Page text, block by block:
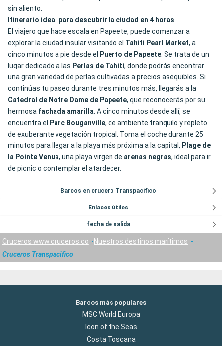
sin aliento.
Itinerario ideal para descubrir la ciudad en 4 horas
El viajero que hace escala en Papeete, puede comenzar a
explorar la ciudad insular visitando el Tahiti Pearl Market, a
cinco minutos a pie desde el
Puerto de Papeete. Se trata de un
lugar dedicado a las Perlas de Tahití, donde podrás encontrar
una gran variedad de perlas cultivadas a precios asequibles. Si
continúas tu paseo durante tres minutos más, llegarás a la
Catedral de Notre Dame de Papeete, que reconocerás por su
hermosa fachada amarilla. A cinco minutos desde allí, se
encuentra el
Parc Bouganville, de ambiente tranquilo y repleto
de exuberante vegetación tropical. Toma el coche durante 25
minutos para llegar a la playa más próxima a la capital, Plage de
la Pointe Venus, una playa virgen de arenas negras, ideal para ir
de picnic o contemplar el atardecer.
Barcos en crucero Transpacifico
Enlaces útiles
fecha de salida
Cruceros www.cruceros.co
Nuestros destinos marítimos
Cruceros Transpacifico
Barcos más populares
MSC World Europa
Icon of the Seas
Costa Toscana